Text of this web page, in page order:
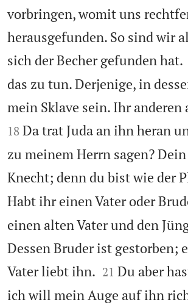
vorbringen, womit uns
herausgefunden. So sind wir
sich der Becher gefunden hat.
das zu tun. Derjenige, in
mein Sklave sein. Ihr
18 Da trat Juda an ihn heran
zu meinem Herrn sagen?
Knecht; denn du bist wie der
Habt ihr einen Vater oder
einen alten Vater und den
Dessen Bruder ist gestorben;
Vater liebt ihn.
21 Du aber
ich will mein Auge auf ihn